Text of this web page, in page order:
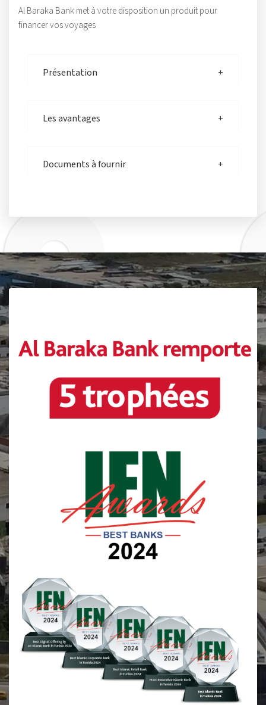
Al Baraka Bank met à votre disposition un produit pour
financer vos voyages
Présentation
Les avantages
Documents à fournir